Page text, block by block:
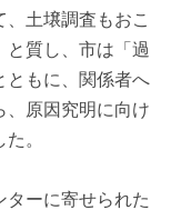
土壌調査もおこ
と質し、市は「過
ともに、関係者へ
、原因究明に向け
。
ターに寄せられた